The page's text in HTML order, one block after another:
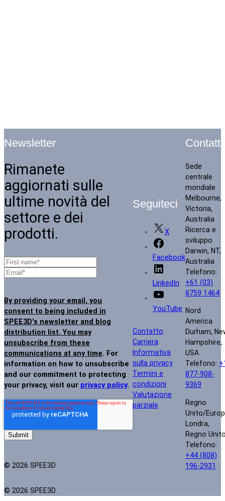
Newsletter
Rimanete
aggiornati sulle
ultime novità del
settore e dei
prodotti.
By providing your email, you
consent to being included in
SPEE3D's newsletter and blog
distribution list. You may
unsubscribe from these
communications at any time. For
information on how to unsubscribe
and our commitment to protecting
your privacy, visit our privacy policy.
© 2026 SPEE3D
Seguiteci
X
Facebook
LinkedIn
YouTube
Contatto
Carriera
Informativa
sulla privacy
Termini e
condizioni
Valutazione
parziale
Contatti
Sede
centrale
mondiale
Melbourne,
Victoria,
Australia
Ricerca e
sviluppo
Darwin, NT,
Australia
Telefono:
+61 (03)
8759 1464
Nord
America
Durham,
Hampshire,
USA
Telefono:
877-908-
9369
Regno
Unito/
Londra,
Regno
Telefono:
+44 (808)
196-2931
© 2026 SPEE3D